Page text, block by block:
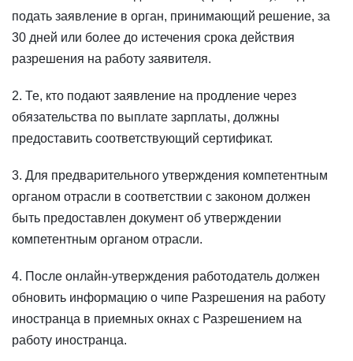
подать заявление в орган, принимающий решение, за
30 дней или более до истечения срока действия
разрешения на работу заявителя.
2. Те, кто подают заявление на продление через
обязательства по выплате зарплаты, должны
предоставить соответствующий сертификат.
3. Для предварительного утверждения компетентным
органом отрасли в соответствии с законом должен
быть предоставлен документ об утверждении
компетентным органом отрасли.
4. После онлайн-утверждения работодатель должен
обновить информацию о чипе Разрешения на работу
иностранца в приемных окнах с Разрешением на
работу иностранца.